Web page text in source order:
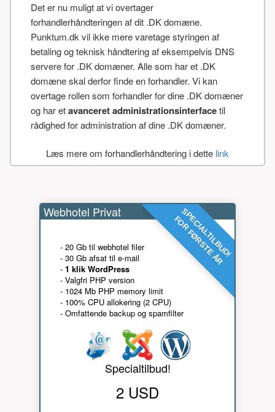
Det er nu muligt at vi overtager
forhandlerhåndteringen af dit .DK domæne.
Punktum.dk vil ikke mere varetage styringen af
betaling og teknisk håndtering af eksempelvis DNS
servere for .DK domæner. Alle som har et .DK
domæne skal derfor finde en forhandler. Vi kan
overtage rollen som forhandler for dine .DK domæner
og har etavanceret administrationsinterfacetil
rådighed for administration af dine .DK domæner.
Læs mere om forhandlerhåndtering i dette link
SPECIALTILBUD!
FOR FØRSTE ÅR
Webhotel Privat
- 20 Gb til webhotel filer
- 30 Gb afsat til e-mail
- 1 klik WordPress
- Valgfri PHP version
- 1024 Mb PHP memory limit
- 100% CPU allokering (2 CPU)
- Omfattende backup og spamfilter
Specialtilbud!
2 USD